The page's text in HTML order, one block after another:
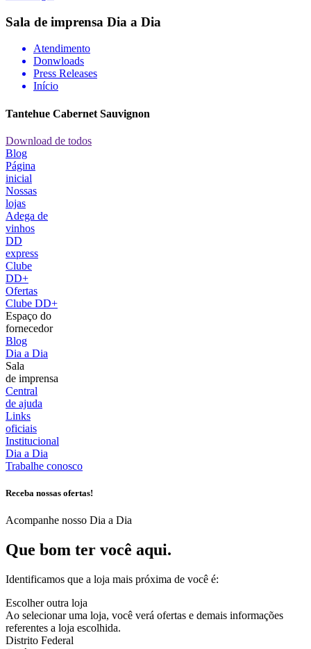
Sala de imprensa Dia a Dia
Atendimento
Donwloads
Press Releases
Início
Tantehue Cabernet Sauvignon
Download de todos
Blog
Página
inicial
Nossas
lojas
Adega de
vinhos
DD
express
Clube
DD+
Ofertas
Clube DD+
Espaço do
fornecedor
Blog
Dia a Dia
Sala
de imprensa
Central
de ajuda
Links
oficiais
Institucional
Dia a Dia
Trabalhe conosco
Receba nossas ofertas!
Acompanhe nosso Dia a Dia
Que bom ter você aqui.
Identificamos que a loja mais próxima de você é:
Escolher outra loja
Ao selecionar uma loja, você verá ofertas e demais informações
referentes a loja escolhida.
Distrito Federal